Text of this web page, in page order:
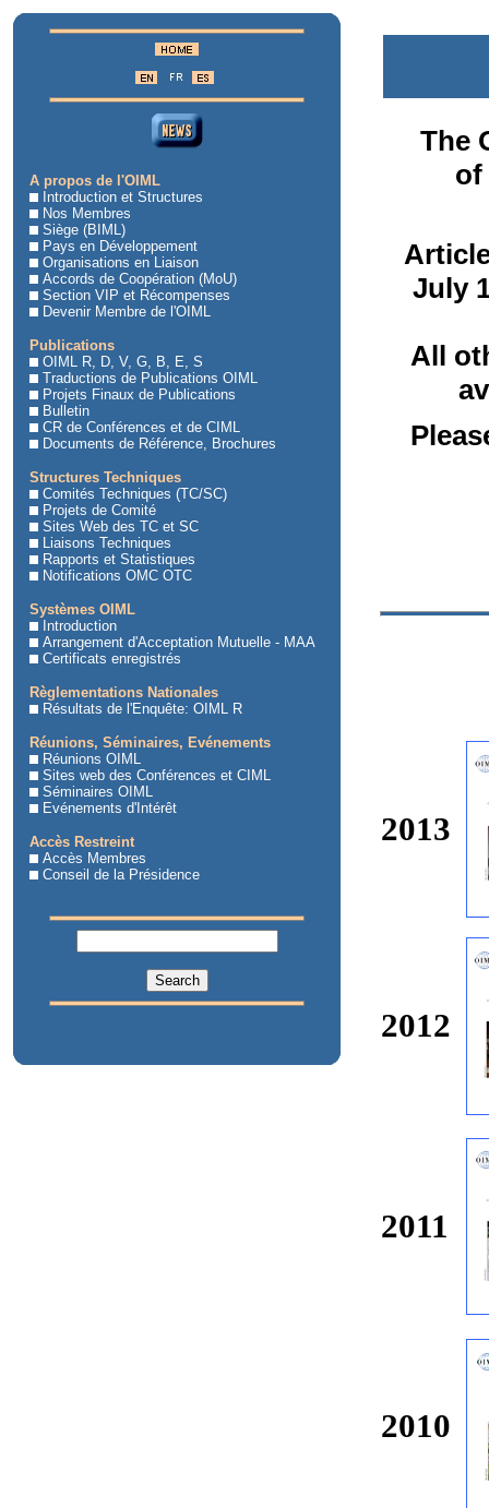
A propos de l'OIML
Introduction et Structures
Nos Membres
Siège (BIML)
Pays en Développement
Organisations en Liaison
Accords de Coopération (MoU)
Section VIP et Récompenses
Devenir Membre de l'OIML
Publications
OIML R, D, V, G, B, E, S
Traductions de Publications OIML
Projets Finaux de Publications
Bulletin
CR de Conférences et de CIML
Documents de Référence, Brochures
Structures Techniques
Comités Techniques (TC/SC)
Projets de Comité
Sites Web des TC et SC
Liaisons Techniques
Rapports et Statistiques
Notifications OMC OTC
Systèmes OIML
Introduction
Arrangement d'Acceptation Mutuelle - MAA
Certificats enregistrés
Règlementations Nationales
Résultats de l'Enquête: OIML R
Réunions, Séminaires, Evénements
Réunions OIML
Sites web des Conférences et CIML
Séminaires OIML
Evénements d'Intérêt
Accès Restreint
Accès Membres
Conseil de la Présidence
The
of
July
All
2013
2012
2011
2010